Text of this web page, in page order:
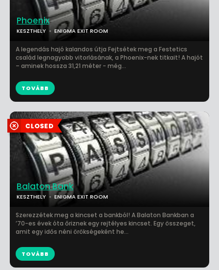
Phoenix
KESZTHELY ENIGMA EXIT ROOM
A legendás hajó kalandos útja Fejtsétek meg a Festetics
család legnagyobb vitorlásának, a Phoenix-nek titkait! A hajót
– aminek hossza 31,21 méter - még...
TOVÁBB
Balaton Bank
KESZTHELY ENIGMA EXIT ROOM
Szerezzétek meg a kincset a bankból! A Balaton Bankban a
’70-es évek óta őriznek egy rejtélyes kincset. Egy összeget,
amit egy idős néni örökségeként he...
TOVÁBB